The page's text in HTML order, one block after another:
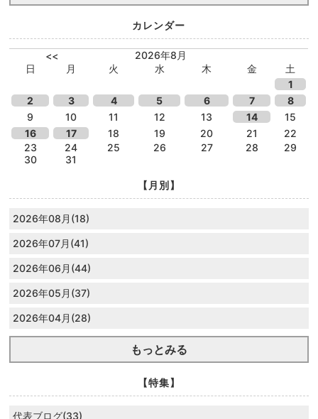
カレンダー
<<
2026年8月
日
月 火 水 木 金
土
1
2
3 4 5 6 7
8
9
10 11 12 13 14
15
16
17 18 19 20 21
22
23
24 25 26 27 28
29
30
31
【月別】
2026年08月(18)
2026年07月(41)
2026年06月(44)
2026年05月(37)
2026年04月(28)
もっとみる
【特集】
代表ブログ(33)